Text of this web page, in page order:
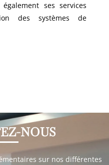
également ses services
des systèmes de
NOUS
sur nos différentes